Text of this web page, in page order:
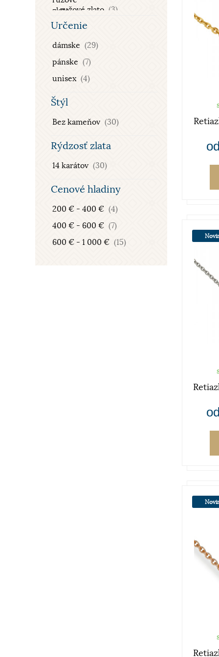
ružové zlato (3)
kombinované zlato
Určenie
dámske (29)
pánske (7)
unisex (4)
Štýl
Bez kameňov (30)
Rýdzosť zlata
14 karátov (30)
Cenové hladiny
200 € - 400 € (4)
400 € - 600 € (7)
600 € - 1 000 € (15)